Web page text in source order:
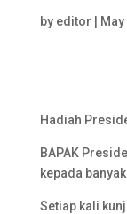
by editor
Hadiah
BAPAK
kepada
Setiap kali